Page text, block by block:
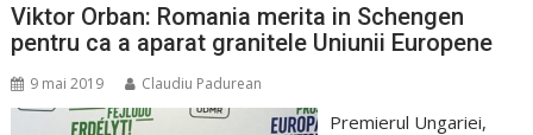
Viktor Orban: Romania merita in Schengen
pentru ca a aparat granitele Uniunii Europene
9 mai 2019 Claudiu Padurean
Premierul Ungariei,